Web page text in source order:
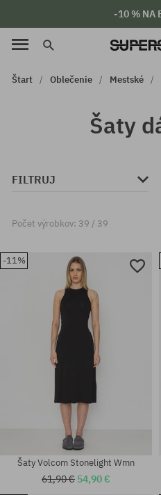
-10 % NA
Štart Oblečenie Mestské
Šaty
FILTRUJ
Počet výrobkov: 39 / 39
-11%
Šaty Volcom Stonelight Wmn
61,90 € 54,90 €